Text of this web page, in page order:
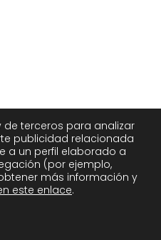
de terceros para analizar
publicidad relacionada
a un perfil elaborado a
(por ejemplo,
más información y
este enlace.